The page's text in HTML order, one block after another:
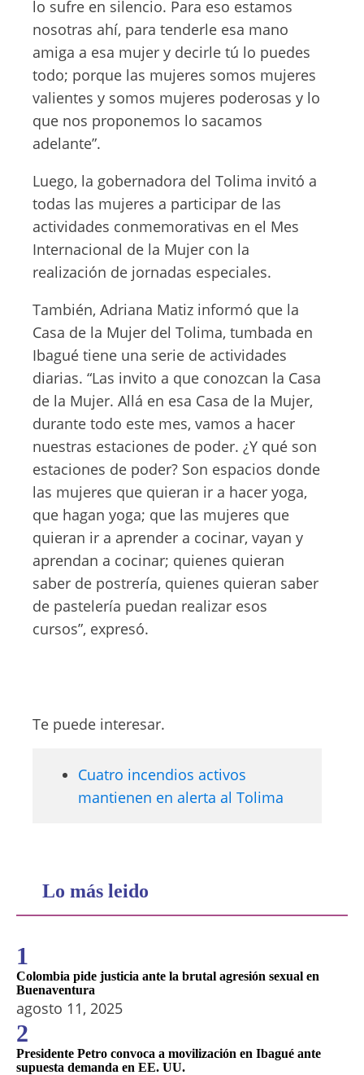
lo sufre en silencio. Para eso estamos
nosotras ahí, para tenderle esa mano
amiga a esa mujer y decirle tú lo puedes
todo; porque las mujeres somos mujeres
valientes y somos mujeres poderosas y lo
que nos proponemos lo sacamos
adelante”.
Luego, la gobernadora del Tolima invitó a
todas las mujeres a participar de las
actividades conmemorativas en el Mes
Internacional de la Mujer con la
realización de jornadas especiales.
También, Adriana Matiz informó que la
Casa de la Mujer del Tolima, tumbada en
Ibagué tiene una serie de actividades
diarias. “Las invito a que conozcan la Casa
de la Mujer. Allá en esa Casa de la Mujer,
durante todo este mes, vamos a hacer
nuestras estaciones de poder. ¿Y qué son
estaciones de poder? Son espacios donde
las mujeres que quieran ir a hacer yoga,
que hagan yoga; que las mujeres que
quieran ir a aprender a cocinar, vayan y
aprendan a cocinar; quienes quieran
saber de postrería, quienes quieran saber
de pastelería puedan realizar esos
cursos”, expresó.
Te puede interesar.
Cuatro incendios activos
mantienen en alerta al Tolima
Lo más leido
1
Colombia pide justicia ante la brutal agresión sexual en
Buenaventura
agosto 11, 2025
2
Presidente Petro convoca a movilización en Ibagué ante
supuesta demanda en EE. UU.